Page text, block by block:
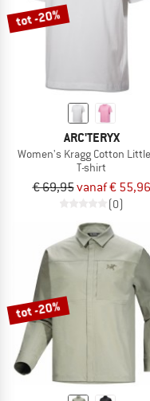
tot -20%
ARC'TERYX
Women's Kragg Cotton
T-shirt
€ 69,95vanaf € 55,96
(0)
tot -20%